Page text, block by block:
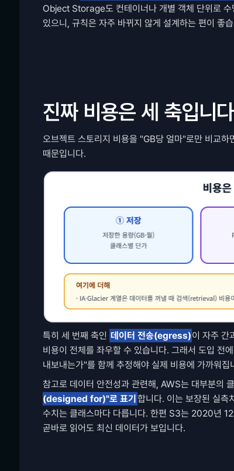
Object Storage도 컨테이너나 개별 객체 단위로 수
있으니, 규칙은 자주 바뀌지 않게 설계하는 편이 좋
진짜 비용은 세 축입니다
오브젝트 스토리지 비용을 "GB당 얼마"로만 비교
때문입니다.
특히 세 번째 축인 데이터 전송(egress)이 자주 간
비용이 전체를 좌우할 수 있습니다. 그래서 도입 전
내보내는가"를 함께 추정해야 실제 비용에 가까워집
참고로 데이터 안전성과 관련해, AWS는 대부분의
(designed for)"로 표기 합니다. 이는 보장된 실측
수치는 클래스마다 다릅니다. 한편 S3는 2020년
곧바로 읽어도 최신 데이터가 보입니다.